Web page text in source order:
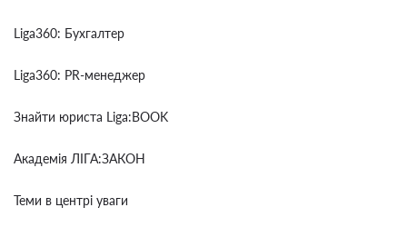
Liga360: Бухгалтер
Liga360: PR-менеджер
Знайти юриста Liga:BOOK
Академія ЛІГА:ЗАКОН
Теми в центрі уваги